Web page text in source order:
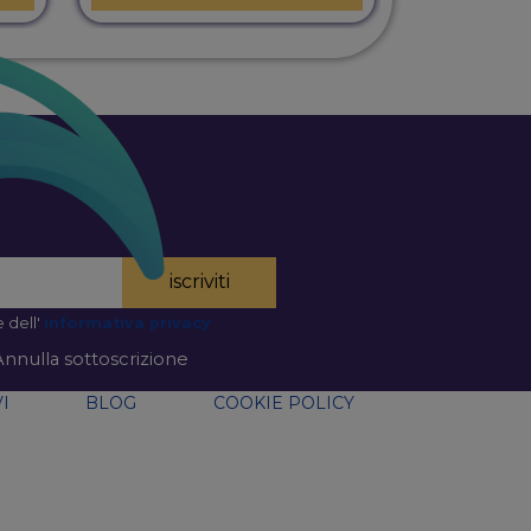
iscriviti
dell' informativa privacy
sottoscrizione
BLOG COOKIE POLICY